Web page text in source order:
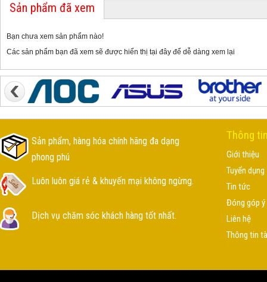
Sản phẩm đã xem
Bạn chưa xem sản phẩm nào!
Các sản phẩm bạn đã xem sẽ được hiển thị tại đây để dễ dàng xem lại
Sản phẩm, hàng hóa chính hãng đa dạng
phong phú
Luôn luôn giá rẻ & khuyến mại không ngừng.
Dịch vụ chăm sóc khách hàng tốt nhất.
Thông
Giới thiệu
Tuyển dụng
Tin tức
Đóng góp ý
Liên hệ
Thông tin